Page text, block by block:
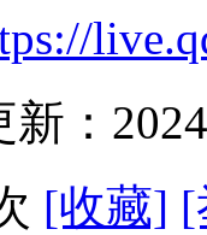
新：
[收藏] [